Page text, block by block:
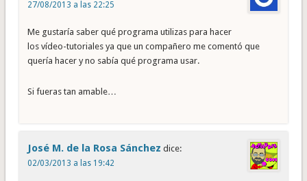
27/08/2013 a las 22:25
Me gustaría saber qué programa utilizas para hacer
los vídeo-tutoriales ya que un compañero me comentó que
quería hacer y no sabía qué programa usar.
Si fueras tan amable…
José M. de la Rosa Sánchez dice:
02/03/2013 a las 19:42